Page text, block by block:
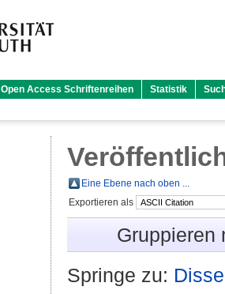
Open Access Schriftenreihen Statistik
Eine Ebene nach oben ...
Exportieren als
Gruppieren
Springe zu: